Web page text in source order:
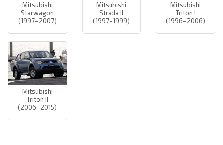
Mitsubishi
Starwagon
(1997–2007)
Mitsubishi
Strada II
(1997–1999)
Mitsubishi
Triton I
(1996–2006)
Mitsubishi
Triton II
(2006–2015)